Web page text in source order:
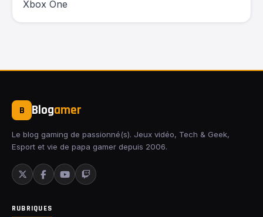
Xbox One
B Blogamer
Le blog gaming de passionné(s). Jeux vidéo, Tech & Geek,
Esport et vie de papa gamer depuis 2006.
RUBRIQUES